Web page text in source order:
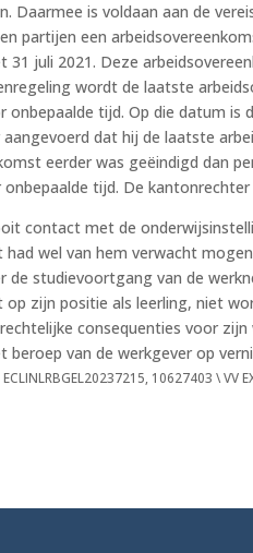
is voldaan aan de
partijen een
juli 2021. Deze
wordt de laatste
tijd. Op die datum is
dat hij de laatste
eerder was geëindigd dan
tijd. De
contact met de
wel van hem verwacht
studievoortgang van de
zijn positie als leerling, niet
consequenties voor
van de werkgever op
10627403 \ VV